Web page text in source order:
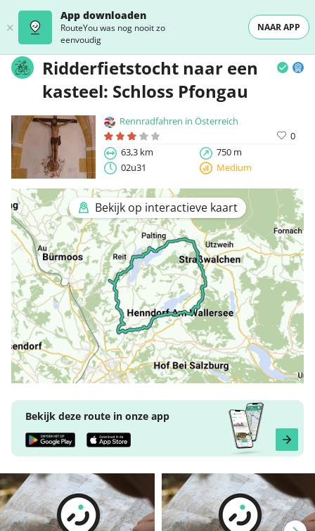
App downloaden
RouteYou was nog nooit zo
eenvoudig
NAAR APP
Ridderfietstocht naar een
kasteel: Schloss Pfongau
Rennradfahren in Österreich
0
63,3 km
750 m
02u31
Medium
Bekijk op interactieve kaart
Bekijk deze route in onze app